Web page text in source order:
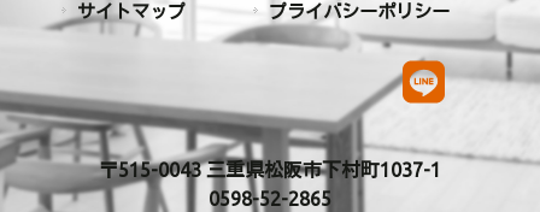
サイトマップ プライバシーポリシー
〒515-0043 三重県松阪市下村町1037-1
0598-52-2865